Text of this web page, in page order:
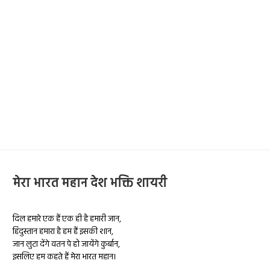
मेरा भारत महान देश भक्ति शायरी
दिल हमारे एक हैं एक ही है हमारी जान,
हिंदुस्तान हमारा है हम हैं इसकी शान,
जान लुटा देंगे वतन पे हो जायेंगे कुर्बान,
इसलिए हम कहते हैं मेरा भारत महान।